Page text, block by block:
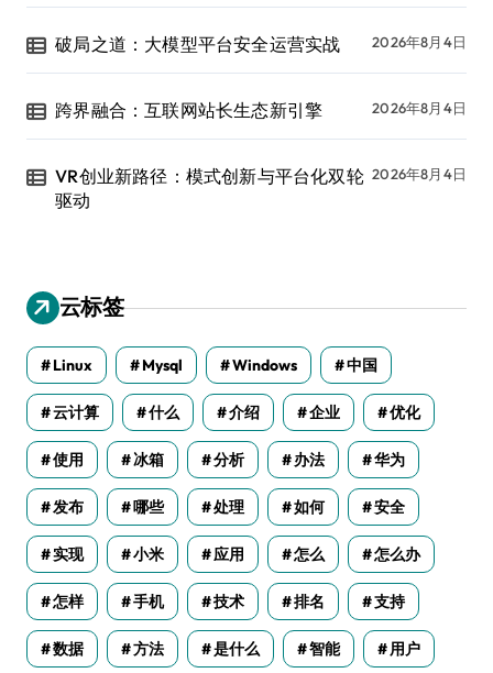
破局之道：大模型平台安全运营实战 2026年8月4日
跨界融合：互联网站长生态新引擎 2026年8月4日
VR创业新路径：模式创新与平台化双轮
驱动
2026年8月4日
云标签
Linux Mysql Windows 中国
云计算 什么 介绍 企业 优化
使用 冰箱 分析 办法 华为
发布 哪些 处理 如何 安全
实现 小米 应用 怎么 怎么办
怎样 手机 技术 排名 支持
数据 方法 是什么 智能 用户